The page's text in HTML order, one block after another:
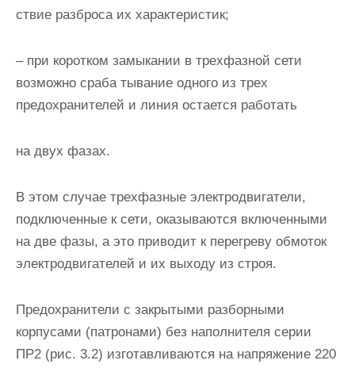
ствие разброса их характеристик;
– при коротком замыкании в трехфазной сети
возможно сраба­ тывание одного из трех
предохранителей и линия остается работать
на двух фазах.
В этом случае трехфазные электродвигатели,
подключенные к сети, оказываются включенными
на две фазы, а это приводит к пе­регреву обмоток
электродвигателей и их выходу из строя.
Предохранители с закрытыми разборными
корпусами (патрона­ми) без наполнителя серии
ПР2 (рис. 3.2) изготавливаются на напря­жение 220